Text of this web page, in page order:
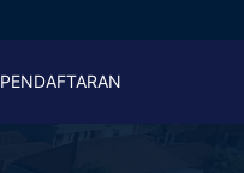
PENDAFTARAN